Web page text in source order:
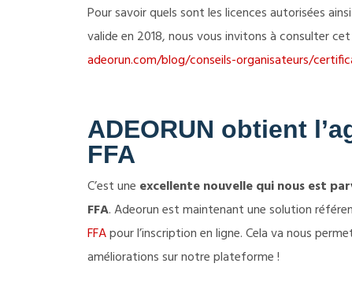
Pour savoir quels sont les licences autorisées
valide en 2018, nous vous invitons à consulter
adeorun.com/blog/conseils-organisateurs/
ADEORUN obtient
FFA
C’est une excellente nouvelle qui nous est
FFA. Adeorun est maintenant une solution
FFApour l’inscription en ligne. Cela va nous
améliorations sur notre plateforme !